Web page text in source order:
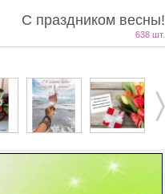
С праздником весны!
638 шт.